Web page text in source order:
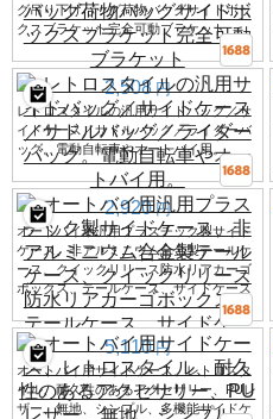
グ吊り下げバッグ荷物バッグサイドボッ
クスブラケット完全可動ブラケット
2,508 円
レトロスタイルの汎用サイドバッグ／サ
イドケース／サドルバッグ／ライダーバ
ッグ。電動自転車やオートバイ用。
2,920 円
オートバイ用汎用プラスチック製サイド
ケース、非アルミニウム合金製テールケ
ース、クイックリリース防水リアカーゴ
ボックス、テールケース、サイドケース
5,110 円
オートバイ用サイドケース、レトロスタ
イル、耐久性のあるアクセサリー、PUレ
ザー、無地、シンプル、多機能サイドケ